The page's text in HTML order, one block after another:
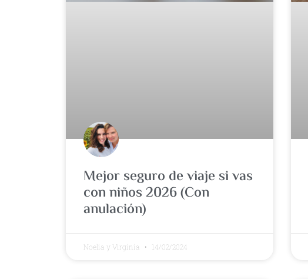
Mejor seguro de viaje si vas
con niños 2026 (Con
anulación)
Noelia y Virginia 14/02/2024